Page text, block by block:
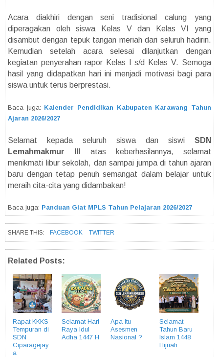
Acara diakhiri dengan seni tradisional calung yang
diperagakan oleh siswa Kelas V dan Kelas VI yang
disambut dengan tepuk tangan meriah dari seluruh hadirin.
Kemudian setelah acara selesai dilanjutkan dengan
kegiatan penyerahan rapor Kelas I s/d Kelas V. Semoga
hasil yang didapatkan hari ini menjadi motivasi bagi para
siswa untuk terus berprestasi.
Baca juga: Kalender Pendidikan Kabupaten Karawang Tahun
Ajaran 2026/2027
Selamat kepada seluruh siswa dan siswi SDN
Lemahmakmur III
atas keberhasilannya, selamat
menikmati libur sekolah, dan sampai jumpa di tahun ajaran
baru dengan tetap penuh semangat dalam belajar untuk
meraih cita-cita yang didambakan!
Baca juga: Panduan Giat MPLS Tahun Pelajaran 2026/2027
SHARE THIS: FACEBOOK TWITTER
Related Posts:
Rapat KKKS
Tempuran di
SDN
Ciparagejay
a
Selamat Hari
Raya Idul
Adha 1447 H
Apa Itu
Asesmen
Nasional ?
Selamat
Tahun Baru
Islam 1448
Hijriah